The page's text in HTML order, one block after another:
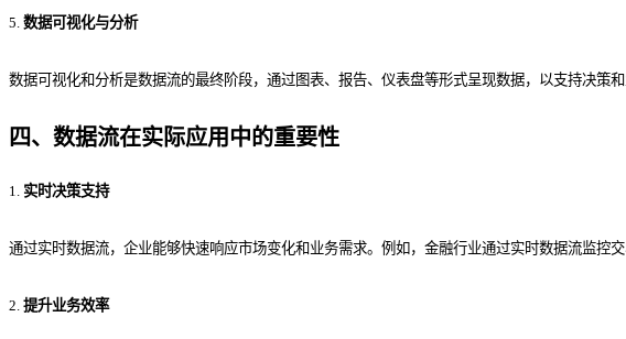
5. 数据可视化与分析
数据可视化和分析是数据流的最终阶段，通过图表、报告、仪表盘等形式呈现数据，以支持决
四、 数据流在实际应用中的重要性
1. 实时决策支持
通过实时数据流，企业能够快速响应市场变化和业务需求。例如，金融行业通过实时数据流监控
2. 提升业务效率